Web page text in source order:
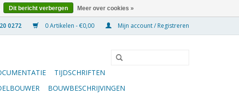
0 Artikelen - €0,00 Mijn account / Registreren
TIJDSCHRIFTEN
BOUWBESCHRIJVINGEN
Dit bericht verbergen Meer over cookies »